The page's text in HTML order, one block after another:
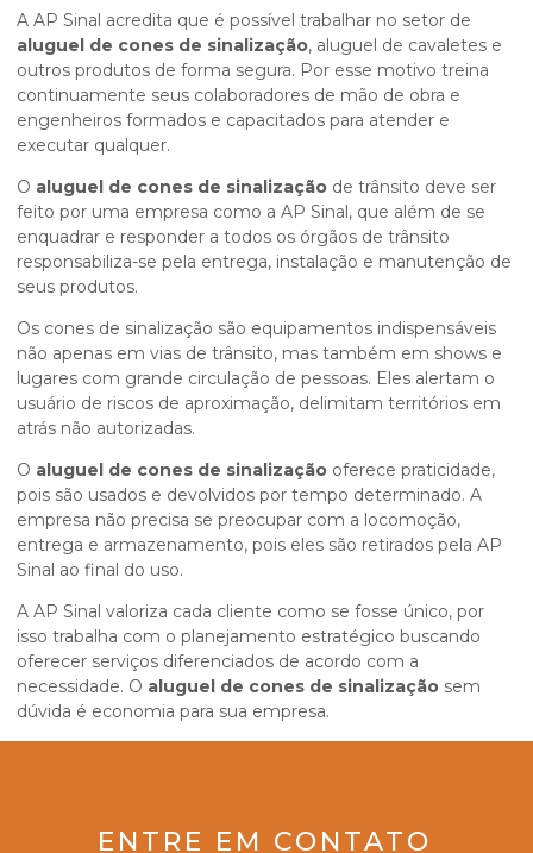
A AP Sinal acredita que é possível trabalhar no setor de
aluguel de cones de sinalização, aluguel de cavaletes e
outros produtos de forma segura. Por esse motivo treina
continuamente seus colaboradores de mão de obra e
engenheiros formados e capacitados para atender e
executar qualquer.
O aluguel de cones de sinalização de trânsito deve ser
feito por uma empresa como a AP Sinal, que além de se
enquadrar e responder a todos os órgãos de trânsito
responsabiliza-se pela entrega, instalação e manutenção de
seus produtos.
Os cones de sinalização são equipamentos indispensáveis
não apenas em vias de trânsito, mas também em shows e
lugares com grande circulação de pessoas. Eles alertam o
usuário de riscos de aproximação, delimitam territórios em
atrás não autorizadas.
O aluguel de cones de sinalização oferece praticidade,
pois são usados e devolvidos por tempo determinado. A
empresa não precisa se preocupar com a locomoção,
entrega e armazenamento, pois eles são retirados pela AP
Sinal ao final do uso.
A AP Sinal valoriza cada cliente como se fosse único, por
isso trabalha com o planejamento estratégico buscando
oferecer serviços diferenciados de acordo com a
necessidade. O aluguel de cones de sinalização sem
dúvida é economia para sua empresa.
ENTRE EM CONTATO